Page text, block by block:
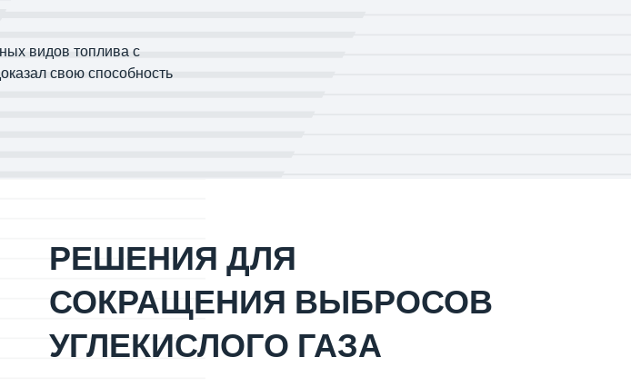
видов топлива с
свою способность
РЕШЕНИЯ ДЛЯ
СОКРАЩЕНИЯ ВЫБРОСОВ
УГЛЕКИСЛОГО ГАЗА